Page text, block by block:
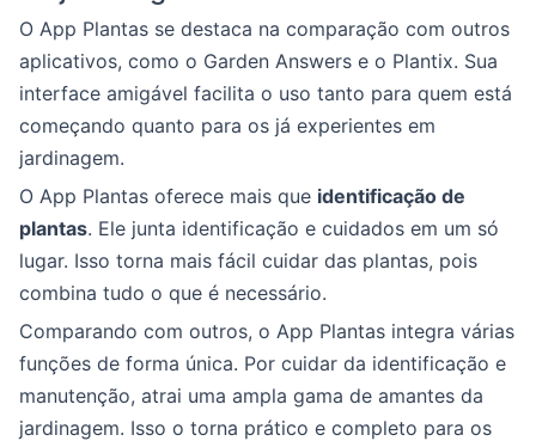
O App Plantas se destaca na comparação com outros
aplicativos, como o Garden Answers e o Plantix. Sua
interface amigável facilita o uso tanto para quem está
começando quanto para os já experientes em
jardinagem.
O App Plantas oferece mais que identificação de
plantas. Ele junta identificação e cuidados em um só
lugar. Isso torna mais fácil cuidar das plantas, pois
combina tudo o que é necessário.
Comparando com outros, o App Plantas integra várias
funções de forma única. Por cuidar da identificação e
manutenção, atrai uma ampla gama de amantes da
jardinagem. Isso o torna prático e completo para os